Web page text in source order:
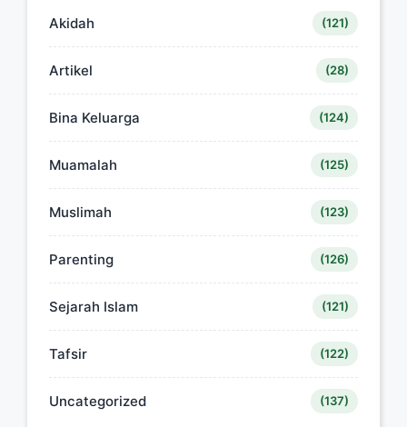
Akidah (121)
Artikel (28)
Bina Keluarga (124)
Muamalah (125)
Muslimah (123)
Parenting (126)
Sejarah Islam (121)
Tafsir (122)
Uncategorized (137)